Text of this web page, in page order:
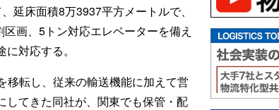
延床面積8万3937平方メートルで、
画、5トン対応エレベーターを備え
対応する。
移転し、従来の輸送機能に加えて営
してきた同社が、関東でも保管・配